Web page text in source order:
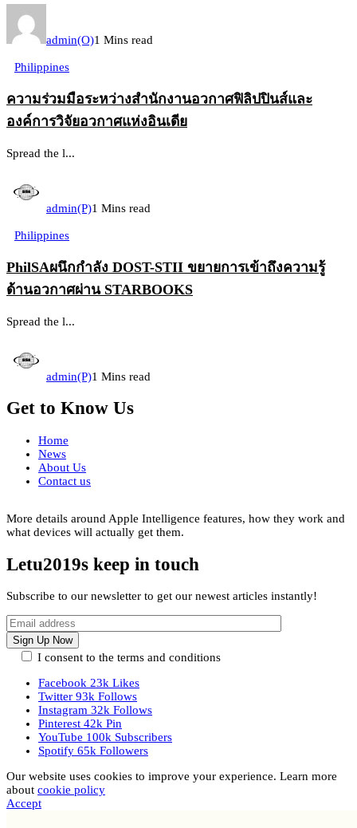
admin(O)1 Mins read
Philippines
ความร่วมมือระหว่างสำนักงานอวกาศฟิลิปปินส์และ
องค์การวิจัยอวกาศแห่งอินเดีย
Spread the l...
admin(P)1 Mins read
Philippines
PhilSAผนึกกำลัง DOST-STII ขยายการเข้าถึงความรู้
ด้านอวกาศผ่าน STARBOOKS
Spread the l...
admin(P)1 Mins read
Get to Know Us
Home
News
About Us
Contact us
More details around Apple Intelligence features, how they work and
what devices will actually get them.
Letu2019s keep in touch
Subscribe to our newsletter to get our newest articles instantly!
I consent to the terms and conditions
Facebook 23k Likes
Twitter 93k Follows
Instagram 32k Follows
Pinterest 42k Pin
YouTube 100k Subscribers
Spotify 65k Followers
Our website uses cookies to improve your experience. Learn more
about cookie policy
Accept